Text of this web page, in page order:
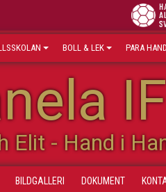
BOLL & LEK PARA
Elit - Hand i
BILDGALLERI DOKUMENT